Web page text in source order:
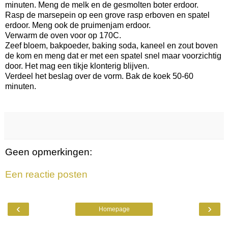
minuten. Meng de melk en de gesmolten boter erdoor.
Rasp de marsepein op een grove rasp erboven en spatel
erdoor. Meng ook de pruimenjam erdoor.
Verwarm de oven voor op 170C.
Zeef bloem, bakpoeder, baking soda, kaneel en zout boven
de kom en meng dat er met een spatel snel maar voorzichtig
door. Het mag een tikje klonterig blijven.
Verdeel het beslag over de vorm. Bak de koek 50-60
minuten.
Geen opmerkingen:
Een reactie posten
‹ ›
Homepage